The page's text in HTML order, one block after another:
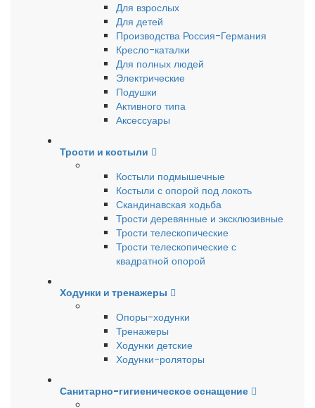
Для взрослых
Для детей
Производства Россия-Германия
Кресло-каталки
Для полных людей
Электрические
Подушки
Активного типа
Аксессуары
Трости и костыли
Костыли подмышечные
Костыли с опорой под локоть
Скандинавская ходьба
Трости деревянные и эксклюзивные
Трости телескопические
Трости телескопические с
квадратной опорой
Ходунки и тренажеры
Опоры-ходунки
Тренажеры
Ходунки детские
Ходунки-роляторы
Санитарно-гигиеническое оснащение